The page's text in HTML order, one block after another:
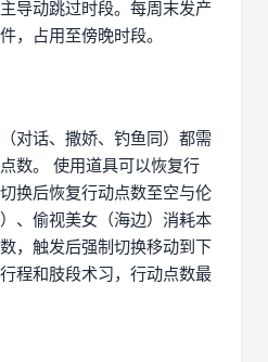
导动跳过时段。 每周末发产
，占用至傍晚时段。
对话、撒娇、钓鱼同）都需
数。
使用道具可以恢复行
换后恢复行动点数至空与伦
、偷视美女（海边）消耗本
，触发后强制切换移动到下
程和肢段术习，行动点数最